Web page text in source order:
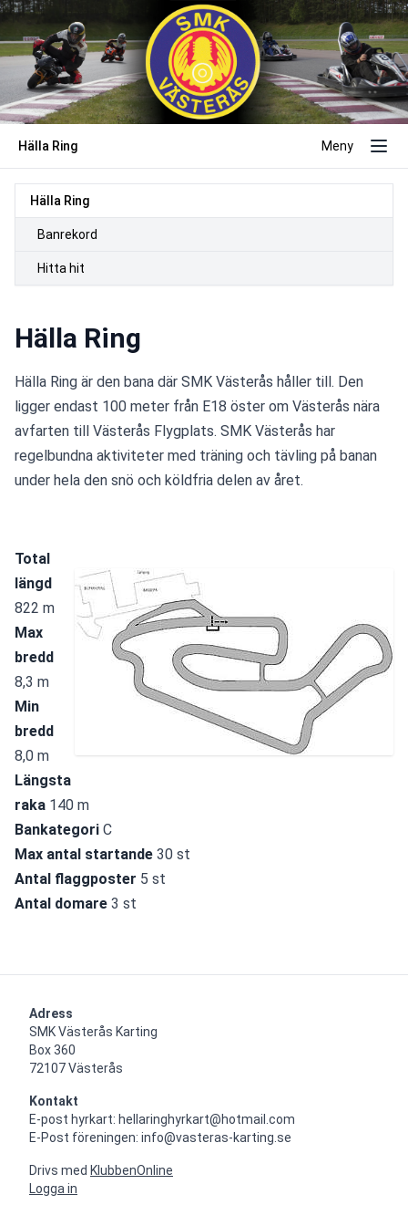
Hälla Ring Meny
Hälla Ring
Banrekord
Hitta hit
Hälla Ring
Hälla Ring är den bana där SMK Västerås håller till. Den
ligger endast 100 meter från E18 öster om Västerås nära
avfarten till Västerås Flygplats. SMK Västerås har
regelbundna aktiviteter med träning och tävling på banan
under hela den snö och köldfria delen av året.
Total
längd
822 m
Max
8,3 m
Min
bredd
8,0 m
Längsta
raka 140 m
Bankategori C
Max antal startande 30 st
Antal flaggposter 5 st
Antal domare 3 st
Adress
SMK Västerås Karting
Box 360
72107 Västerås
Kontakt
E-post hyrkart: hellaringhyrkart@hotmail.com
E-Post föreningen: info@vasteras-karting.se
Drivs med KlubbenOnline
Logga in